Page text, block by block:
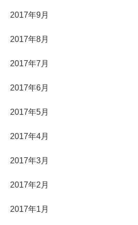
2017年9月
2017年8月
2017年7月
2017年6月
2017年5月
2017年4月
2017年3月
2017年2月
2017年1月